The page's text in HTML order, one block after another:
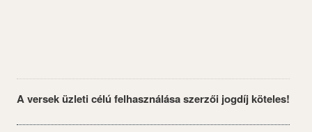
A versek üzleti célú felhasználása szerzői jogdíj köteles!